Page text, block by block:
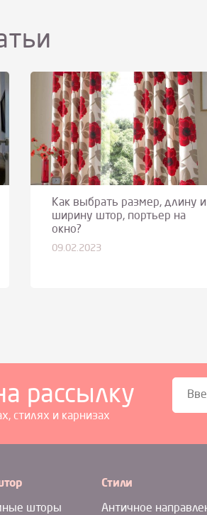
Как выбрать размер, длину и
ширину штор, портьер на
окно?
09.02.2023
рассылку
стилях и карнизах
шторы
Стили
Античное